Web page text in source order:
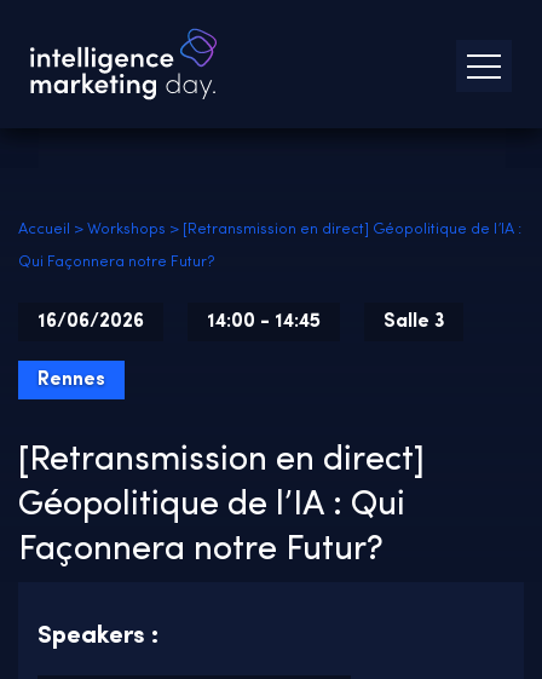
Accueil > Workshops > [Retransmission en direct] Géopolitique de l’IA :
Qui Façonnera notre Futur?
16/06/2026 14:00 - 14:45 Salle 3
Rennes
[Retransmission en direct]
Géopolitique de l’IA : Qui
Façonnera notre Futur?
Speakers :